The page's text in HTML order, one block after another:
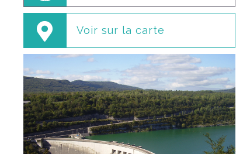
Voir sur la carte